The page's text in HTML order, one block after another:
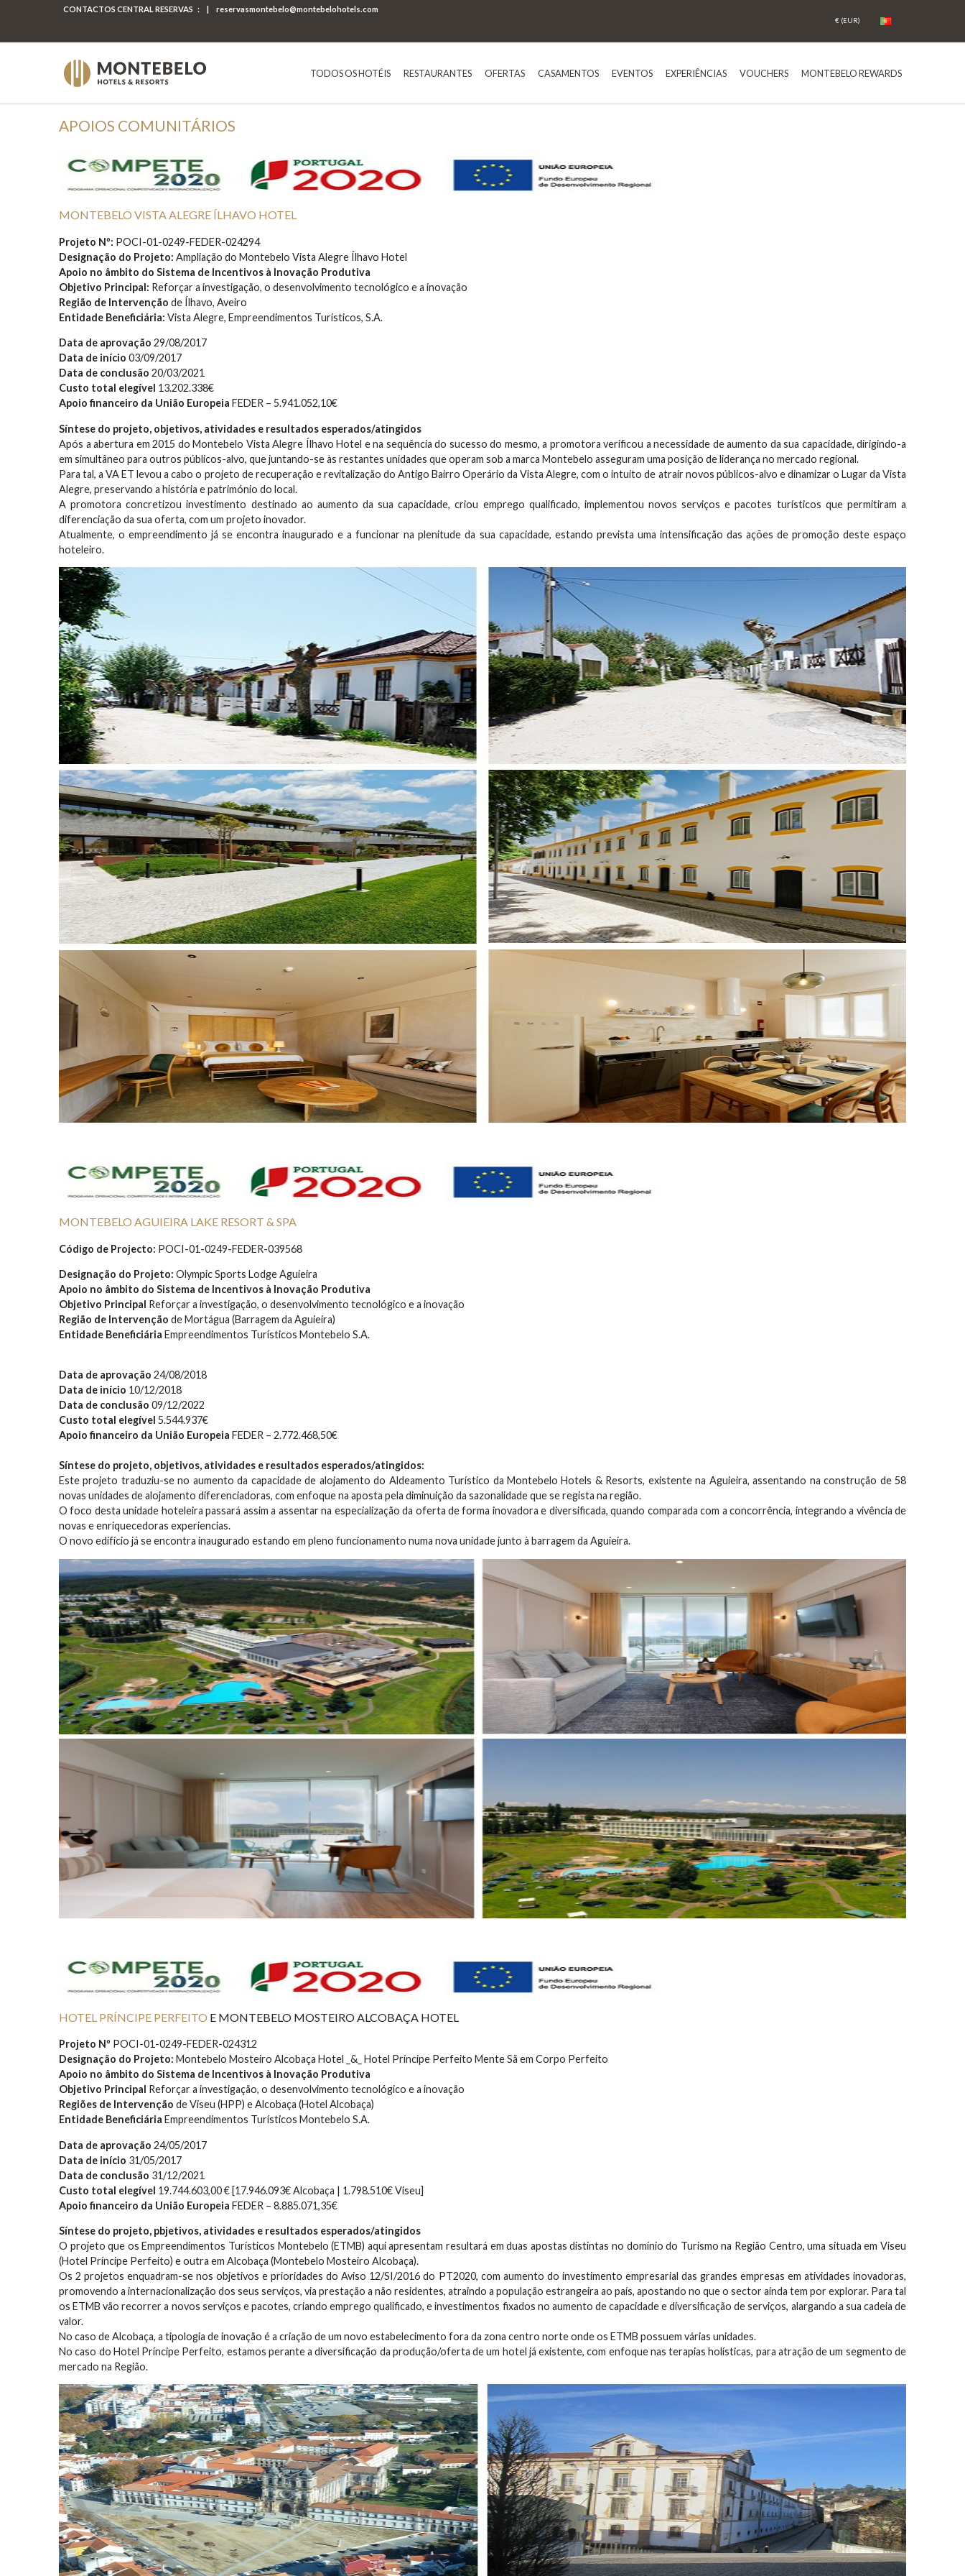
CONTACTOS CENTRAL RESERVAS : | reservasmontebelo@montebelohotels.com
TODOS OS HOTÉIS RESTAURANTES OFERTAS CASAMENTOS EVENTOS EXPERIÊNCIAS VOUCHERS MONTEBELO REWARDS
APOIOS COMUNITÁRIOS
MONTEBELO VISTA ALEGRE ÍLHAVO HOTEL
Projeto Nº: POCI-01-0249-FEDER-024294
Designação do Projeto: Ampliação do Montebelo Vista Alegre Ílhavo Hotel
Apoio no âmbito do Sistema de Incentivos à Inovação Produtiva
Objetivo Principal: Reforçar a investigação, o desenvolvimento tecnológico e a inovação
Região de Intervenção de Ílhavo, Aveiro
Entidade Beneficiária: Vista Alegre, Empreendimentos Turísticos, S.A.
Data de aprovação 29/08/2017
Data de início 03/09/2017
Data de conclusão 20/03/2021
Custo total elegível 13.202.338€
Apoio financeiro da União Europeia FEDER – 5.941.052,10€
Síntese do projeto, objetivos, atividades e resultados esperados/atingidos
Após a abertura em 2015 do Montebelo Vista Alegre Ílhavo Hotel e na sequência do sucesso do mesmo, a promotora verificou a necessidade de aumento da sua capacidade, dirigindo-a
em simultâneo para outros públicos-alvo, que juntando-se às restantes unidades que operam sob a marca Montebelo asseguram uma posição de liderança no mercado regional.
Para tal, a VA ET levou a cabo o projeto de recuperação e revitalização do Antigo Bairro Operário da Vista Alegre, com o intuito de atrair novos públicos-alvo e dinamizar o Lugar da Vista
Alegre, preservando a história e património do local.
A promotora concretizou investimento destinado ao aumento da sua capacidade, criou emprego qualificado, implementou novos serviços e pacotes turísticos que permitiram a
diferenciação da sua oferta, com um projeto inovador.
Atualmente, o empreendimento já se encontra inaugurado e a funcionar na plenitude da sua capacidade, estando prevista uma intensificação das ações de promoção deste espaço
hoteleiro.
MONTEBELO AGUIEIRA LAKE RESORT & SPA
Código de Projecto: POCI-01-0249-FEDER-039568
Designação do Projeto: Olympic Sports Lodge Aguieira
Apoio no âmbito do Sistema de Incentivos à Inovação Produtiva
Objetivo Principal Reforçar a investigação, o desenvolvimento tecnológico e a inovação
Região de Intervenção de Mortágua (Barragem da Aguieira)
Entidade Beneficiária Empreendimentos Turísticos Montebelo S.A.
Data de aprovação 24/08/2018
Data de início 10/12/2018
Data de conclusão 09/12/2022
Custo total elegível 5.544.937€
Apoio financeiro da União Europeia FEDER – 2.772.468,50€
Síntese do projeto, objetivos, atividades e resultados esperados/atingidos:
Este projeto traduziu-se no aumento da capacidade de alojamento do Aldeamento Turístico da Montebelo Hotels & Resorts, existente na Aguieira, assentando na construção de 58
novas unidades de alojamento diferenciadoras, com enfoque na aposta pela diminuição da sazonalidade que se regista na região.
O foco desta unidade hoteleira passará assim a assentar na especialização da oferta de forma inovadora e diversificada, quando comparada com a concorrência, integrando a vivência de
novas e enriquecedoras experiencias.
O novo edifício já se encontra inaugurado estando em pleno funcionamento numa nova unidade junto à barragem da Aguieira.
HOTEL PRÍNCIPE PERFEITO E MONTEBELO MOSTEIRO ALCOBAÇA HOTEL
Projeto Nº POCI-01-0249-FEDER-024312
Designação do Projeto: Montebelo Mosteiro Alcobaça Hotel _&_ Hotel Príncipe Perfeito Mente Sã em Corpo Perfeito
Apoio no âmbito do Sistema de Incentivos à Inovação Produtiva
Objetivo Principal Reforçar a investigação, o desenvolvimento tecnológico e a inovação
Regiões de Intervenção de Viseu (HPP) e Alcobaça (Hotel Alcobaça)
Entidade Beneficiária Empreendimentos Turísticos Montebelo S.A.
Data de aprovação 24/05/2017
Data de início 31/05/2017
Data de conclusão 31/12/2021
Custo total elegível 19.744.603,00 € [17.946.093€ Alcobaça | 1.798.510€ Viseu]
Apoio financeiro da União Europeia FEDER – 8.885.071,35€
Síntese do projeto, pbjetivos, atividades e resultados esperados/atingidos
O projeto que os Empreendimentos Turísticos Montebelo (ETMB) aqui apresentam resultará em duas apostas distintas no domínio do Turismo na Região Centro, uma situada em Viseu
(Hotel Príncipe Perfeito) e outra em Alcobaça (Montebelo Mosteiro Alcobaça).
Os 2 projetos enquadram-se nos objetivos e prioridades do Aviso 12/SI/2016 do PT2020, com aumento do investimento empresarial das grandes empresas em atividades inovadoras,
promovendo a internacionalização dos seus serviços, via prestação a não residentes, atraindo a população estrangeira ao país, apostando no que o sector ainda tem por explorar. Para tal
os ETMB vão recorrer a novos serviços e pacotes, criando emprego qualificado, e investimentos fixados no aumento de capacidade e diversificação de serviços, alargando a sua cadeia de
valor.
No caso de Alcobaça, a tipologia de inovação é a criação de um novo estabelecimento fora da zona centro norte onde os ETMB possuem várias unidades.
No caso do Hotel Príncipe Perfeito, estamos perante a diversificação da produção/oferta de um hotel já existente, com enfoque nas terapias holísticas, para atração de um segmento de
mercado na Região.